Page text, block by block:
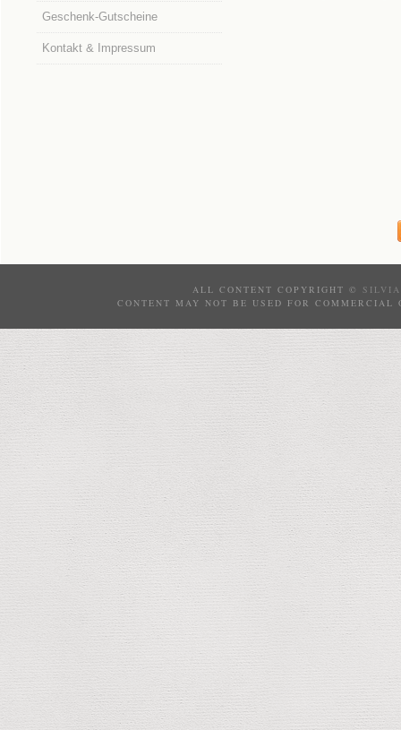
Geschenk-Gutscheine
Kontakt & Impressum
ALL CONTENT COPYRIGHT ©
CONTENT MAY NOT BE USED FOR COMMERCIAL